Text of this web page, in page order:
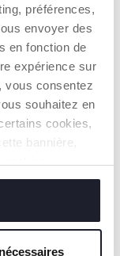
préférences,
envoyer des
en fonction de
expérience sur
consentez
souhaitez en
cookies,
bannière,
demandé.